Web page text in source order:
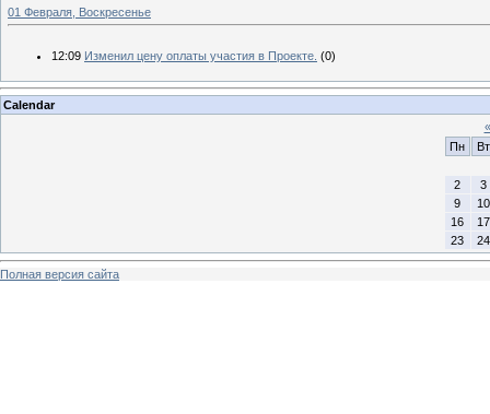
01 Февраля, Воскресенье
12:09 Изменил цену оплаты участия в Проекте. (0)
Calendar
«
Пн
Вт
2
3
9
10
16
17
23
24
Полная версия сайта